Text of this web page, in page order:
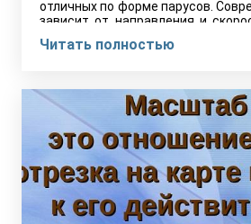
отличных по форме парусов.
зависит от направления и
Читать полностью